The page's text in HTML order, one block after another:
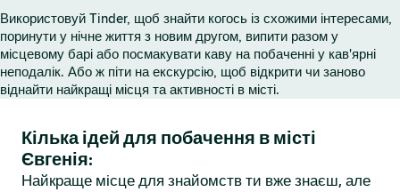
а
T
i
n
r
Використовуй Tinder, щоб знайти когось із схожими інтересами,
поринути у нічне життя з новим другом, випити разом у
місцевому барі або посмакувати каву на побаченні у кав'ярні
неподалік. Або ж піти на екскурсію, щоб відкрити чи заново
віднайти найкращі місця та активності в місті.
Кілька ідей для побачення в місті
Євгенія:
Найкраще місце для знайомств ти вже знаєш, але